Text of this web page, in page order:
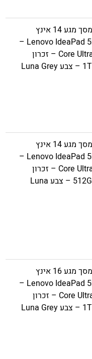
מחשב נייד עם מסך מגע 14 אינץ
Lenovo IdeaPad 5i 2-in-1 Gen10 –
מעבד Core Ultra 5 225H – זכרון
מחשב נייד עם מסך מגע 14 אינץ
Lenovo IdeaPad 5i 2-in-1 Gen10 –
מעבד Core Ultra 7 255H – זכרון
16GB – כונן 512GB – צבע Luna
מחשב נייד עם מסך מגע 16 אינץ
Lenovo IdeaPad 5i 2-in-1 Gen10 –
מעבד Core Ultra 5 225U – זכרון